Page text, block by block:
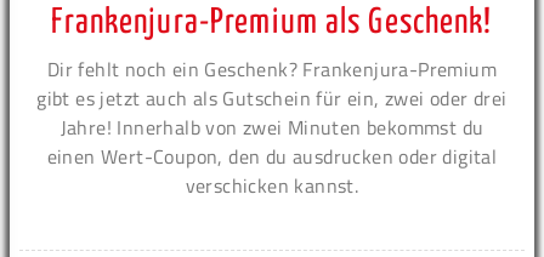
Frankenjura-Premium als Geschenk!
Dir fehlt noch ein Geschenk? Frankenjura-Premium
gibt es jetzt auch als Gutschein für ein, zwei oder drei
Jahre! Innerhalb von zwei Minuten bekommst du
einen Wert-Coupon, den du ausdrucken oder digital
verschicken kannst.